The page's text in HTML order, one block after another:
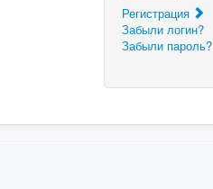
Регистрация
Забыли логин?
Забыли пароль?